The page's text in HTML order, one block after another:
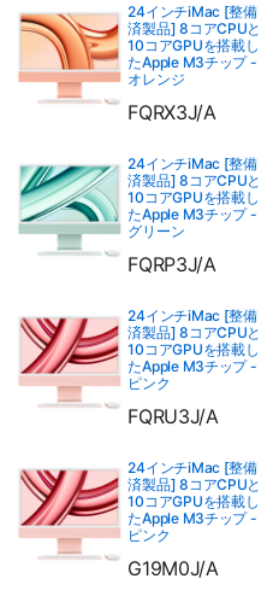
24インチiMac [整備
済製品] 8コアCPUと
10コアGPUを搭載し
たApple M3チップ -
オレンジ
FQRX3J/A
24インチiMac [整備
済製品] 8コアCPUと
10コアGPUを搭載し
たApple M3チップ -
グリーン
FQRP3J/A
24インチiMac [整備
済製品] 8コアCPUと
10コアGPUを搭載し
たApple M3チップ -
ピンク
FQRU3J/A
24インチiMac [整備
済製品] 8コアCPUと
10コアGPUを搭載し
たApple M3チップ -
ピンク
G19M0J/A